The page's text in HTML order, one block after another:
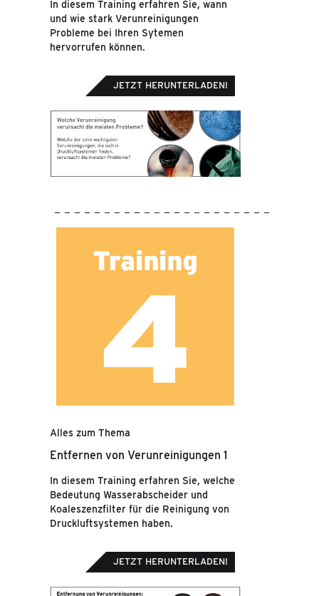
In diesem Training erfahren Sie, wann
und wie stark Verunreinigungen
Probleme bei Ihren Sytemen
hervorrufen können.
JETZT HERUNTERLADEN!
Alles zum Thema
Entfernen von Verunreinigungen 1
In diesem Training erfahren Sie, welche
Bedeutung Wasserabscheider und
Koaleszenzfilter für die Reinigung von
Druckluftsystemen haben.
JETZT HERUNTERLADEN!